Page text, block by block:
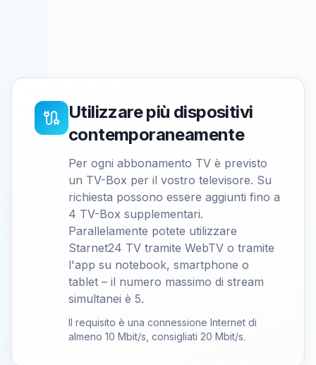
Utilizzare più dispositivi
contemporaneamente
Per ogni abbonamento TV è previsto
un TV-Box per il vostro televisore. Su
richiesta possono essere aggiunti fino a
4 TV-Box supplementari.
Parallelamente potete utilizzare
Starnet24 TV tramite WebTV o tramite
l'app su notebook, smartphone o
tablet – il numero massimo di stream
simultanei è 5.
Il requisito è una connessione Internet di
almeno 10 Mbit/s, consigliati 20 Mbit/s.